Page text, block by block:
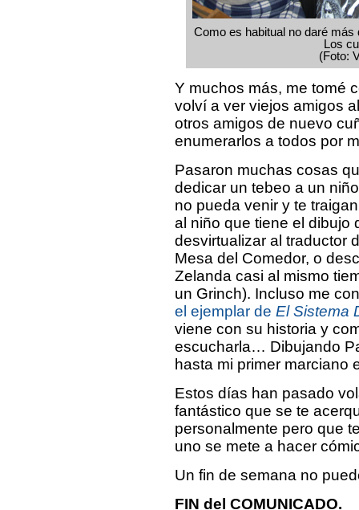
Como es habitual no daré más
Los
(Foto:
Y muchos más, me tomé
volví a ver viejos amigos
otros amigos de nuevo
enumerarlos a todos por
Pasaron muchas cosas
dedicar un tebeo a un
no pueda venir y te
al niño que tiene el dibujo
desvirtualizar al traductor
Mesa del Comedor, o
Zelanda casi al mismo
un Grinch). Incluso me
el ejemplar de El Sistema
viene con su historia y
escucharla… Dibujando
hasta mi primer marciano
Estos días han pasado
fantástico que se te
personalmente pero que
uno se mete a hacer
Un fin de semana no
FIN del COMUNICADO.